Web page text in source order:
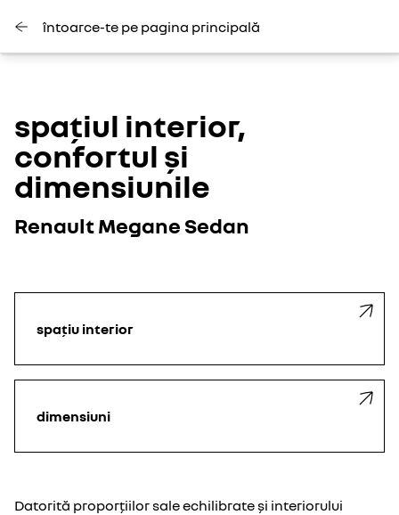
întoarce-te pe pagina principală
spațiul interior,
confortul și
dimensiunile
Renault Megane Sedan
spațiu interior
dimensiuni
Datorită proporțiilor sale echilibrate și interiorului